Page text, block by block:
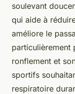
soulevant
qui aide à
améliore le
particulièrement
ronflement et
sportifs
respiratoire